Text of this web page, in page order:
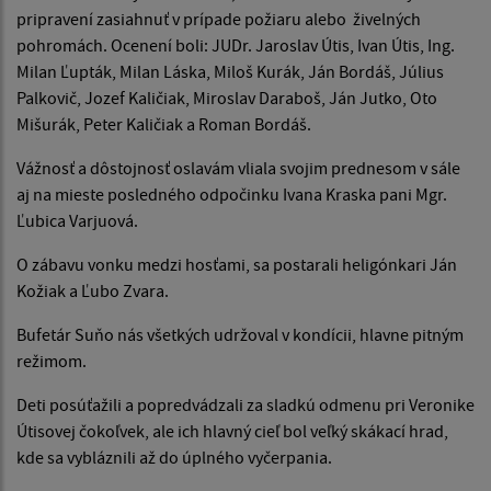
pripravení zasiahnuť v prípade požiaru alebo živelných
pohromách. Ocenení boli: JUDr. Jaroslav Útis, Ivan Útis, Ing.
Milan Ľupták, Milan Láska, Miloš Kurák, Ján Bordáš, Július
Palkovič, Jozef Kaličiak, Miroslav Daraboš, Ján Jutko, Oto
Mišurák, Peter Kaličiak a Roman Bordáš.
Vážnosť a dôstojnosť oslavám vliala svojim prednesom v sále
aj na mieste posledného odpočinku Ivana Kraska pani Mgr.
Ľubica Varjuová.
O zábavu vonku medzi hosťami, sa postarali heligónkari Ján
Kožiak a Ľubo Zvara.
Bufetár Suňo nás všetkých udržoval v kondícii, hlavne pitným
režimom.
Deti posúťažili a popredvádzali za sladkú odmenu pri Veronike
Útisovej čokoľvek, ale ich hlavný cieľ bol veľký skákací hrad,
kde sa vybláznili až do úplného vyčerpania.